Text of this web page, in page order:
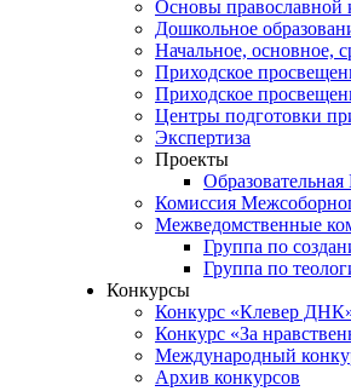
Основы
Дошкольное
Начальное, основное,
Приходское
Приходское
Центры подготовки
Экспертиза
Проекты
Комиссия
Межведомственные
Группа по
Группа по
Конкурсы
Конкурс «Клевер
Конкурс «За
Международный
Архив конкурсов